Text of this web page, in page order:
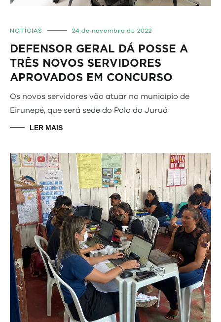
NOTÍCIAS 24 de novembro de 2022
DEFENSOR GERAL DÁ POSSE A
TRÊS NOVOS SERVIDORES
APROVADOS EM CONCURSO
Os novos servidores vão atuar no município de
Eirunepé, que será sede do Polo do Juruá
LER MAIS